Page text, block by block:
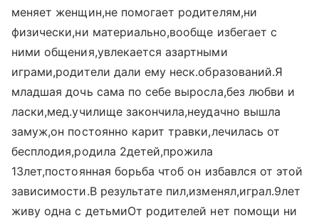
меняет женщин,не помогает родителям,ни
физически,ни материально,вообще избегает с
ними общения,увлекается азартными
играми,родители дали ему неск.образований.Я
младшая дочь сама по себе выросла,без любви и
ласки,мед.училище закончила,неудачно вышла
замуж,он постоянно карит травки,лечилась от
бесплодия,родила 2детей,прожила
13лет,постоянная борьба чтоб он избавлся от этой
зависимости.В результате пил,изменял,играл.9лет
живу одна с детьмиОт родителей нет помощи ни